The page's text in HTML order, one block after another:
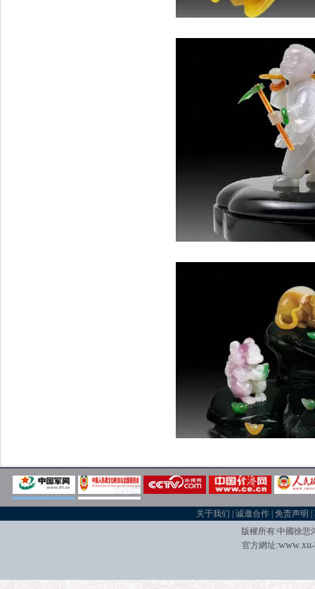
关于我们 |诚邀合作 |免责声明 |
版權所有:中國徐悲
官方網址:www.xu